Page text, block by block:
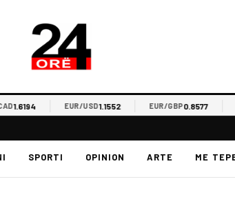
EUR/USD1.1552 EUR/GBP0.8577
SPORTI OPINION ARTE ME